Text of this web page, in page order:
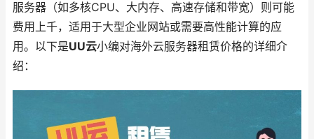
服务器（如多核CPU、大内存、高速存储和带宽）则可能
费用上千，适用于大型企业网站或需要高性能计算的应
用。以下是UU云小编对海外云服务器租赁价格的详细介
绍：